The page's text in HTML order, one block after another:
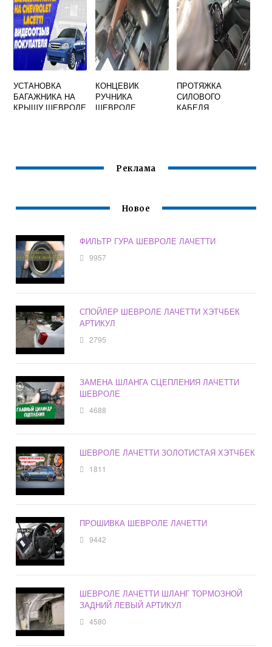
УСТАНОВКА
БАГАЖНИКА НА
КРЫШУ ШЕВРОЛЕ
КОНЦЕВИК
РУЧНИКА
ШЕВРОЛЕ
ПРОТЯЖКА
СИЛОВОГО
КАБЕЛЯ
Реклама
Новое
ФИЛЬТР ГУРА ШЕВРОЛЕ ЛАЧЕТТИ
9957
СПОЙЛЕР ШЕВРОЛЕ ЛАЧЕТТИ ХЭТЧБЕК
АРТИКУЛ
2795
ЗАМЕНА ШЛАНГА СЦЕПЛЕНИЯ ЛАЧЕТТИ
ШЕВРОЛЕ
4688
ШЕВРОЛЕ ЛАЧЕТТИ ЗОЛОТИСТАЯ ХЭТЧБЕК
1811
ПРОШИВКА ШЕВРОЛЕ ЛАЧЕТТИ
9442
ШЕВРОЛЕ ЛАЧЕТТИ ШЛАНГ ТОРМОЗНОЙ
ЗАДНИЙ ЛЕВЫЙ АРТИКУЛ
4580